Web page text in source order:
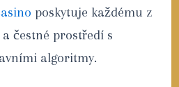
poskytuje každému z
čestné prostředí s
algoritmy.